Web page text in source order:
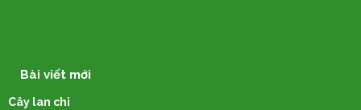
Bài viết mới
Cây lan chi